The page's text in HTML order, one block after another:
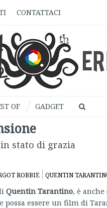
CONTATTACI
OF GADGET
stato di grazia
ROBBIE QUENTIN
Quentin Tarantino, è
essere un film di